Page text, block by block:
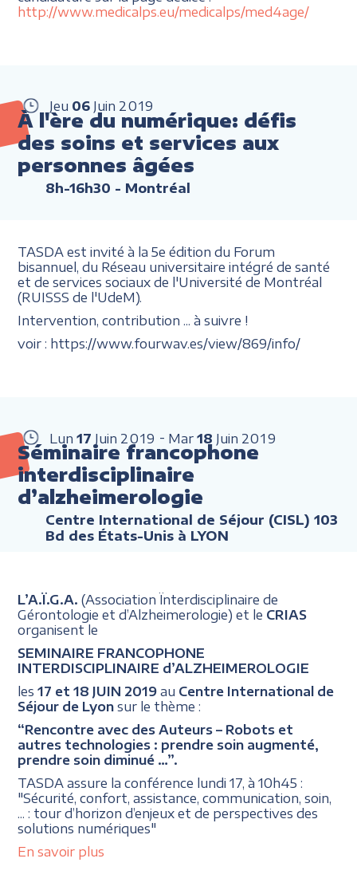
http://www.medicalps.eu/medicalps/med4age/
Jeu 06 Juin 2019
À l'ère du numérique: défis
des soins et services aux
personnes âgées
8h-16h30 - Montréal
TASDA est invité à la 5e édition du Forum
bisannuel, du Réseau universitaire intégré de santé
et de services sociaux de l'Université de Montréal
(RUISSS de l'UdeM).
Intervention, contribution ... à suivre !
voir : https://www.fourwav.es/view/869/info/
Lun 17 Juin 2019 Mar 18 Juin 2019
Séminaire francophone
interdisciplinaire
d’alzheimerologie
Centre International de Séjour (CISL) 103
Bd des États-Unis à LYON
L’A.Ï.G.A. (Association Ïnterdisciplinaire de
Gérontologie et d’Alzheimerologie) et le CRIAS
organisent le
SEMINAIRE FRANCOPHONE
INTERDISCIPLINAIRE d’ALZHEIMEROLOGIE
les17 et 18 JUIN 2019au Centre International de
Séjour de Lyon sur le thème :
“Rencontre avec des Auteurs – Robots et
autres technologies : prendre soin augmenté,
prendre soin diminué …”.
TASDA assure la conférence lundi 17, à 10h45 :
"Sécurité, confort, assistance, communication, soin,
... : tour d’horizon d’enjeux et de perspectives des
solutions numériques"
En savoir plus